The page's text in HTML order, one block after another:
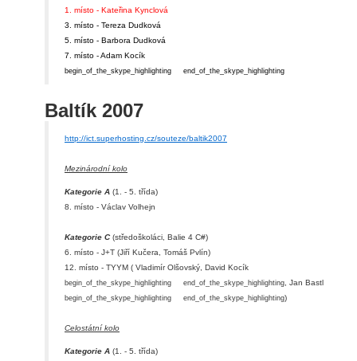
1. místo - Kateřina Kynclová
3. místo - Tereza Dudková
5. místo - Barbora Dudková
7. místo - Adam Kocík
begin_of_the_skype_highlighting end_of_the_skype_highlighting
Baltík 2007
http://ict.superhosting.cz/souteze/baltik2007
Mezinárodní kolo
Kategorie A (1. - 5. třída)
8. místo - Václav Volhejn
Kategorie C(středoškoláci, Balie 4 C#)
6. místo - J+T (Jiří Kučera, Tomáš Pvlín)
12. místo - TYYM ( Vladimír Olšovský, David Kocík
begin_of_the_skype_highlighting end_of_the_skype_highlighting , Jan Bastl
begin_of_the_skype_highlighting end_of_the_skype_highlighting)
Celostátní kolo
Kategorie A (1. - 5. třída)